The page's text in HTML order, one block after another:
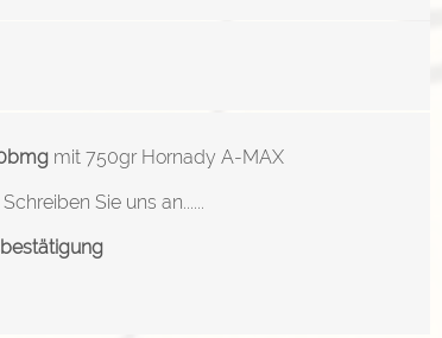
mit 750gr Hornady A-MAX
Sie uns an......